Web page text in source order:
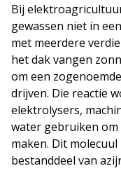
Bij
gewassen niet in
met meerdere
het dak vangen
om een
drijven. Die reactie
elektrolysers,
water gebruiken
maken. Dit
bestanddeel van